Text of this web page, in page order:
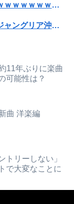
【速報】外人の医療費未払いが多すぎたので病院が外人の治療を断るようになってしまう
【動画】韓国アイドルさん、ヱチヱチ限界点を超えてしまう
【悲報】ロシア報道官「広島市長は毎年、ロシアを嫌悪する『偽りの呪文』を繰り返し、日本人をゾンビ化させている」と主張
海外「世界で日本を死守するぞ！」 日本の消防署を訪れたちびっ子集団が世界をメロメロに
知らない」8割
【悲報】男が嫌いな男の特徴がこちらｗｗｗｗｗｗｗｗｗｗ
【悲報】人気配信者「はっきり言う、ジャングリア沖縄ほんとーーーーーーーーにおもんない！！！！」→炎上
パパ活不倫を暴露された大物芸人さん(63)、晒されたLINEが面白すぎるｗｗｗｗｗｗｗｗｗ(画像ｱﾘ)
【警告】社会人「スムージーにキウイ皮ごと入れよ。これ美容にいいんだよね〜」→ 結果…
【悲報】全身改造に1750万掛けた港区女子、緊急入院でNHK報道局との合コンをキャンセル
11年ぶりに楽曲
可能性は？
曲 洋楽編
トリーしない」
で大変なことに